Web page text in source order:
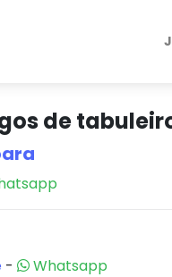
de
- Whatsapp